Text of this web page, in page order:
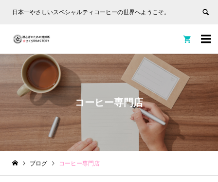
日本一やさしいスペシャルティコーヒーの世界へようこそ。


コーヒー専門店
ブログ コーヒー専門店